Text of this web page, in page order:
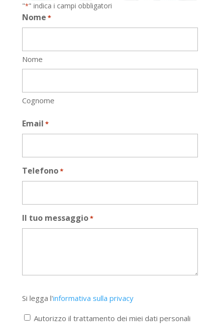
"*" indica i campi obbligatori
Nome *
Nome
Cognome
Email *
Telefono*
Il tuo messaggio*
legga
l'informativa
Si legga l'informativa sulla privacy
Autorizzo il trattamento dei miei dati personali